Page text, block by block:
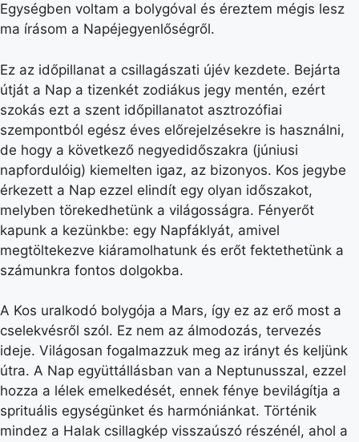
Egységben voltam a bolygóval és éreztem mégis lesz
ma írásom a Napéjegyenlőségről.
Ez az időpillanat a csillagászati újév kezdete. Bejárta
útját a Nap a tizenkét zodiákus jegy mentén, ezért
szokás ezt a szent időpillanatot asztrozófiai
szempontból egész éves előrejelzésekre is használni,
de hogy a következő negyedidőszakra (júniusi
napfordulóig) kiemelten igaz, az bizonyos. Kos jegybe
érkezett a Nap ezzel elindít egy olyan időszakot,
melyben törekedhetünk a világosságra. Fényerőt
kapunk a kezünkbe: egy Napfáklyát, amivel
megtöltekezve kiáramolhatunk és erőt fektethetünk a
számunkra fontos dolgokba.
A Kos uralkodó bolygója a Mars, így ez az erő most a
cselekvésről szól. Ez nem az álmodozás, tervezés
ideje. Világosan fogalmazzuk meg az irányt és keljünk
útra. A Nap együttállásban van a Neptunusszal, ezzel
hozza a lélek emelkedését, ennek fénye bevilágítja a
sprituális egységünket és harmóniánkat. Történik
mindez a Halak csillagkép visszaúszó részénél, ahol a